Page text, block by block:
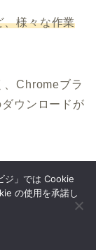
、様々な作業
Chromeブラ
ウンロードが
うに気を付け
ジ」では Cookie
の使用を承諾し